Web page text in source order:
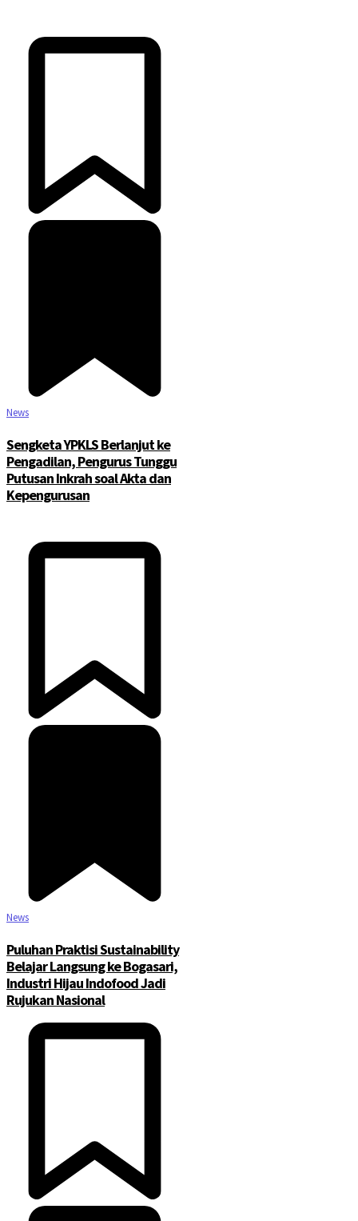
News
Sengketa YPKLS Berlanjut ke
Pengadilan, Pengurus Tunggu
Putusan Inkrah soal Akta dan
Kepengurusan
News
Puluhan Praktisi Sustainability
Belajar Langsung ke Bogasari,
Industri Hijau Indofood Jadi
Rujukan Nasional